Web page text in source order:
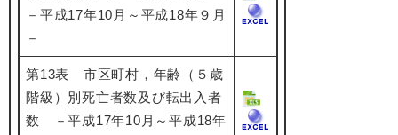
－平成17年10月～平成18年９月
－
第13表 市区町村，年齢（５歳
階級）別死亡者数及び転出入者
数 －平成17年10月～平成18年